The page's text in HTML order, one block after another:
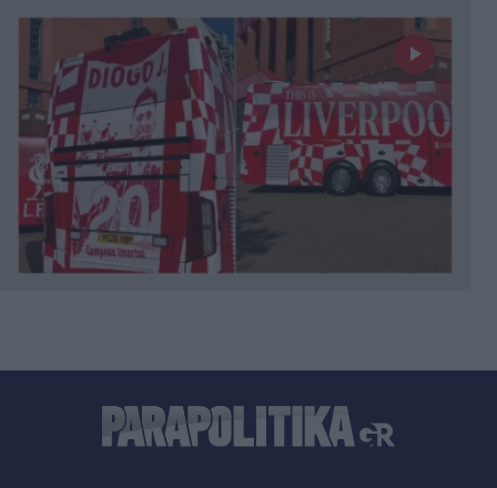
Πριν 22 λεπτά
Σκέρτσος κατά ΠΑΣΟΚ και ΕΛΑΣ: Αναλύσεις